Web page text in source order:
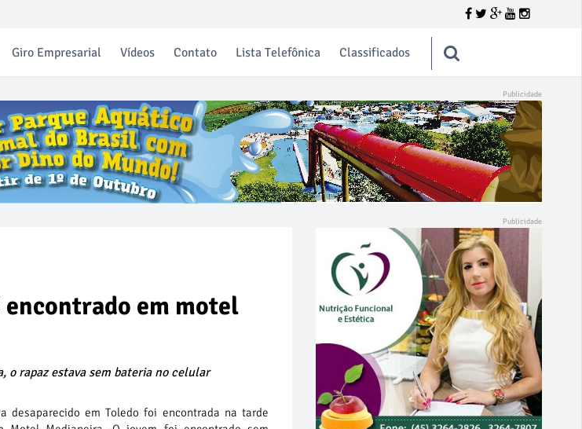
Giro Empresarial Vídeos Contato Lista Telefônica Classificados
encontrado em motel
o rapaz estava sem bateria no celular
desaparecido em Toledo foi encontrada na tarde